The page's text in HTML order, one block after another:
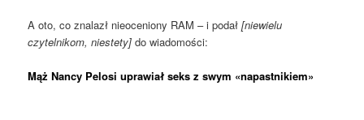
A oto, co znalazł nieoceniony RAM – i podał[niewielu
czytelnikom, niestety]do wiadomości:
Mąż Nancy Pelosi uprawiał seks z swym «napastnikiem»